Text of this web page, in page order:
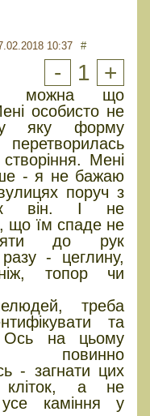
10:37 #
- 1 +
можна що
особисто не
яку форму
Мені
- я не бажаю
поруч з
він. І не
що їм спаде не
до рук
разу - цеглину,
топор чи
треба
та
Ось на цьому
повинно
- загнати цих
а не
усе каміння у